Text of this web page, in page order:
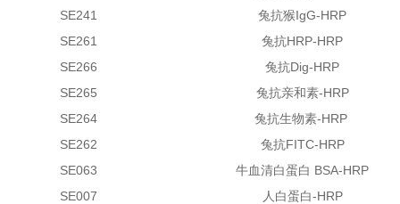
SE241
兔抗猴IgG-HRP
SE261
兔抗HRP-HRP
SE266
兔抗Dig-HRP
SE265
兔抗亲和素-HRP
SE264
兔抗生物素-HRP
SE262
兔抗FITC-HRP
SE063
牛血清白蛋白 BSA-HRP
SE007
人白蛋白-HRP